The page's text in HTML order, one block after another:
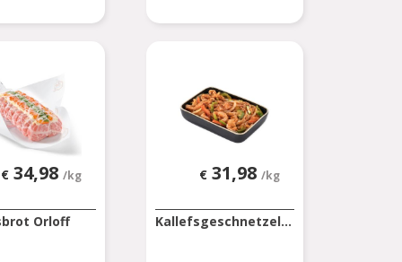
€ 34,98 /kg
Orloff
€ 31,98 /kg
Kallefsgeschnetzel...